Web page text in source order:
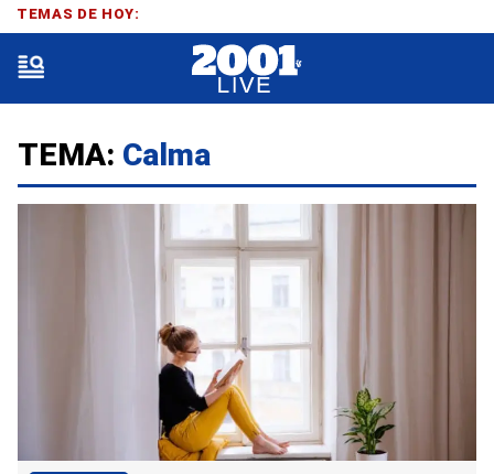
TEMA: Calma
TEMAS DE HOY: